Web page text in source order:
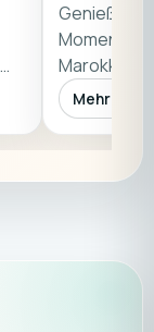
Genieße
Momente
Marokko.
(kommt
Mehr lesen